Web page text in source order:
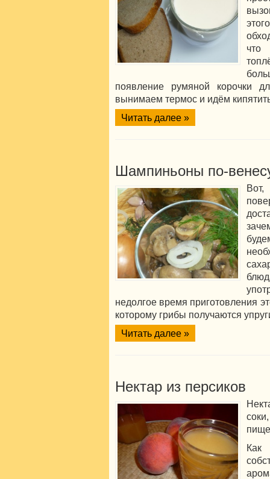
что
появление румяной корочки
вынимаем термос и идём
Читать далее »
Шампиньоны по-
недолгое время приготовления
которому грибы получаются
Читать далее »
Нектар из персиков